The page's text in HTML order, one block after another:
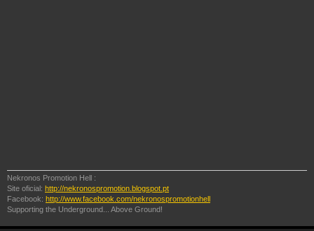
Nekronos Promotion Hell :
Site oficial: http://nekronospromotion.blogspot.pt
Facebook: http://www.facebook.com/nekronospromotionhell
Supporting the Underground... Above Ground!